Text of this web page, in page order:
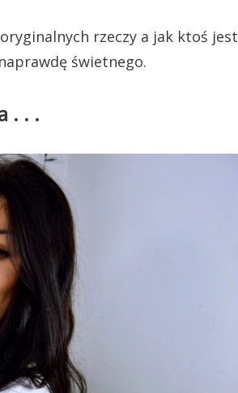
rzeczy a jak ktoś jest
świetnego.
. . .